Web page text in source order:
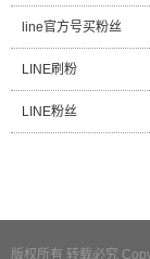
line官方号买粉丝
LINE刷粉
LINE粉丝
版权所有 转载必究